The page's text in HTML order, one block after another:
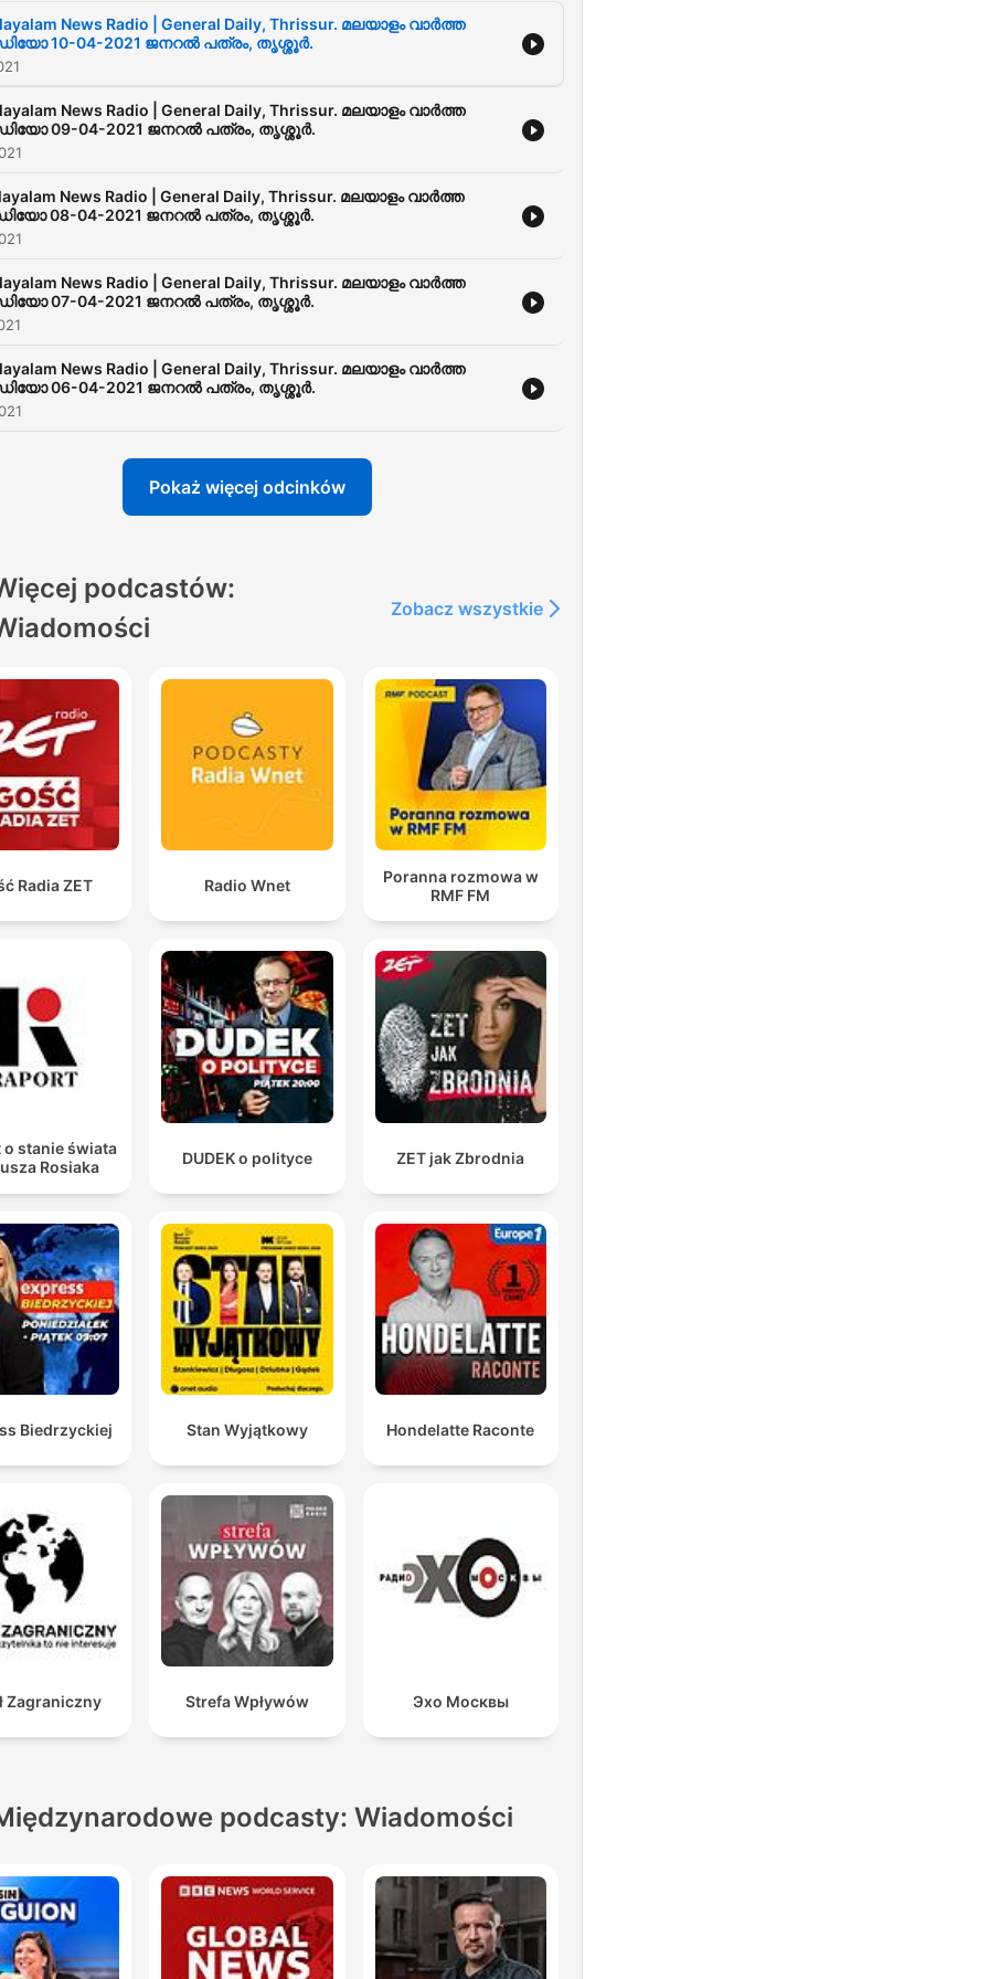
News Radio | General Daily, Thrissur. മലയാളം വാർത്ത
10-04-2021 ജനറൽ പത്രം, തൃശ്ശൂർ.
News Radio | General Daily, Thrissur. മലയാളം വാർത്ത
09-04-2021 ജനറൽ പത്രം, തൃശ്ശൂർ.
News Radio | General Daily, Thrissur. മലയാളം വാർത്ത
08-04-2021 ജനറൽ പത്രം, തൃശ്ശൂർ.
News Radio | General Daily, Thrissur. മലയാളം വാർത്ത
07-04-2021 ജനറൽ പത്രം, തൃശ്ശൂർ.
News Radio | General Daily, Thrissur. മലയാളം വാർത്ത
06-04-2021 ജനറൽ പത്രം, തൃശ്ശൂർ.
Pokaż więcej odcinków
podcastów:
Zobacz wszystkie
Radia ZET Radio Wnet
Poranna rozmowa w
RMF FM
o stanie świata
Rosiaka
DUDEK o polityce ZET jak Zbrodnia
Biedrzyckiej Stan Wyjątkowy Hondelatte Raconte
Zagraniczny Strefa Wpływów Эхо Москвы
podcasty: Wiadomości